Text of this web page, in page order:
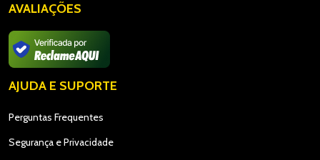
AVALIAÇÕES
AJUDA E SUPORTE
Perguntas Frequentes
Segurança e Privacidade